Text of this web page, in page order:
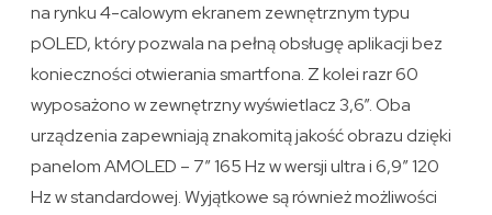
na rynku 4-calowym ekranem zewnętrznym typu
pOLED, który pozwala na pełną obsługę aplikacji bez
konieczności otwierania smartfona. Z kolei razr 60
wyposażono w zewnętrzny wyświetlacz 3,6”. Oba
urządzenia zapewniają znakomitą jakość obrazu dzięki
panelom AMOLED – 7” 165 Hz w wersji ultra i 6,9” 120
Hz w standardowej. Wyjątkowe są również możliwości